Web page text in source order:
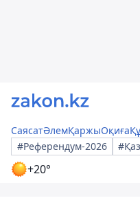
СаясатӘлемҚаржыОқиға
#Референдум-2026
+20°